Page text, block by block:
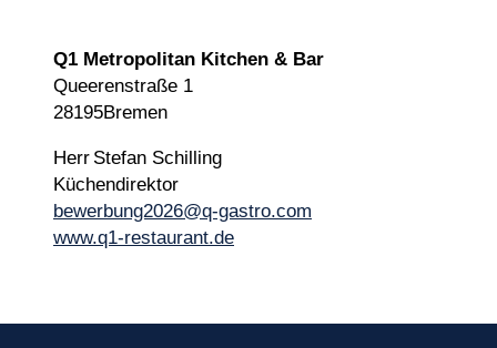
Q1 Metropolitan Kitchen & Bar
Queerenstraße 1
28195Bremen
Herr Stefan Schilling
Küchendirektor
bewerbung2026@q-gastro.com
www.q1-restaurant.de